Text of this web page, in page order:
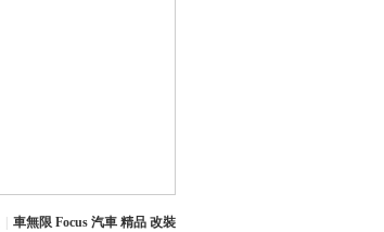
車無限 Focus 汽車 精品 改裝